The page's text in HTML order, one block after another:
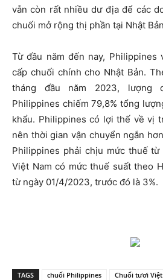
vẫn còn rất nhiều dư địa để các
chuối mở rộng thị phần tại Nhật
Từ đầu năm đến nay, Philippines
cấp chuối chính cho Nhật Bản.
tháng đầu năm 2023, lượng
Philippines chiếm 79,8% tổng
khẩu. Philippines có lợi thế về vị
nên thời gian vận chuyển ngắn
Philippines phải chịu mức thuế từ
Việt Nam có mức thuế suất theo
từ ngày 01/4/2023, trước đó là 3%.
TAGS chuối Philippines Chuối tươi